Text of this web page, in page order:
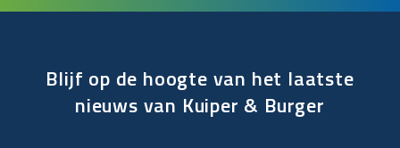
Blijf op de hoogte van het laatste
nieuws van Kuiper & Burger